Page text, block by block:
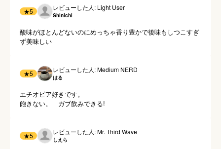
★5 レビューした人: Light User
Shinichi
酸味がほとんどないのにめっちゃ香り豊かで後味もしつこすぎ
ず美味しい
★5 レビューした人: Medium NERD
はる
エチオピア好きです。
飽きない。　ガブ飲みできる!
★5 レビューした人: Mr. Third Wave
しえら